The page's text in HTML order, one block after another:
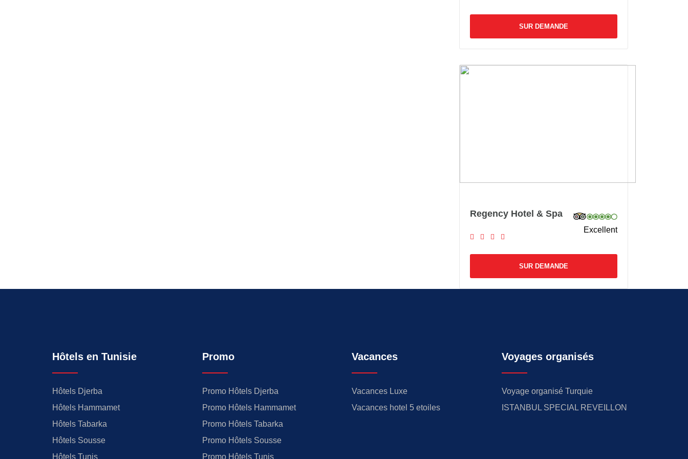
SUR DEMANDE
Regency Hotel & Spa
Excellent
SUR DEMANDE
Hôtels en Tunisie
Hôtels Djerba
Hôtels Hammamet
Hôtels Tabarka
Hôtels Sousse
Hôtels Tunis
Promo
Promo Hôtels Djerba
Promo Hôtels Hammamet
Promo Hôtels Tabarka
Promo Hôtels Sousse
Promo Hôtels Tunis
Vacances
Vacances Luxe
Vacances hotel 5 etoiles
Voyages organisés
Voyage organisé Turquie
ISTANBUL SPECIAL REVEILLON